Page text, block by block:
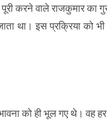
करने वाले राजकुमार का
था। इस प्रक्रिया को
को ही भूल गए थे। वह